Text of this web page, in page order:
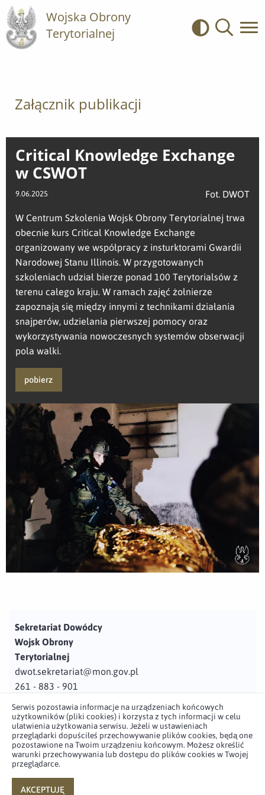
Wojska Obrony
Terytorialnej
Kontrast
Załącznik publikacji
Critical Knowledge Exchange
w CSWOT
9.06.2025 Fot. DWOT
W Centrum Szkolenia Wojsk Obrony Terytorialnej trwa
obecnie kurs Critical Knowledge Exchange
organizowany we współpracy z insturktorami Gwardii
Narodowej Stanu Illinois. W przygotowanych
szkoleniach udział bierze ponad 100 Terytorialsów z
terenu całego kraju. W ramach zajęć żołnierze
zapoznają się między innymi z technikami działania
snajperów, udzielania pierwszej pomocy oraz
wykorzystywania nowoczesnych systemów obserwacji
pola walki.
pobierz
Sekretariat Dowódcy
Wojsk Obrony
Terytorialnej
dwot.sekretariat@mon.gov.pl
261 - 883 - 901
Adres
ul. Juzistek 2
05-131 Zegrze
Profil użytkownika w serwisie
Profil użytkownika w serwisie
Serwis pozostawia informacje na urządzeniach końcowych
użytkowników (pliki cookies) i korzysta z tych informacji w celu
ułatwienia użytkowania serwisu. Jeżeli w ustawieniach
przeglądarki dopuściłeś przechowywanie plików cookies, będą one
pozostawione na Twoim urządzeniu końcowym. Możesz określić
warunki przechowywania lub dostępu do plików cookies w Twojej
przeglądarce.
AKCEPTUJĘ